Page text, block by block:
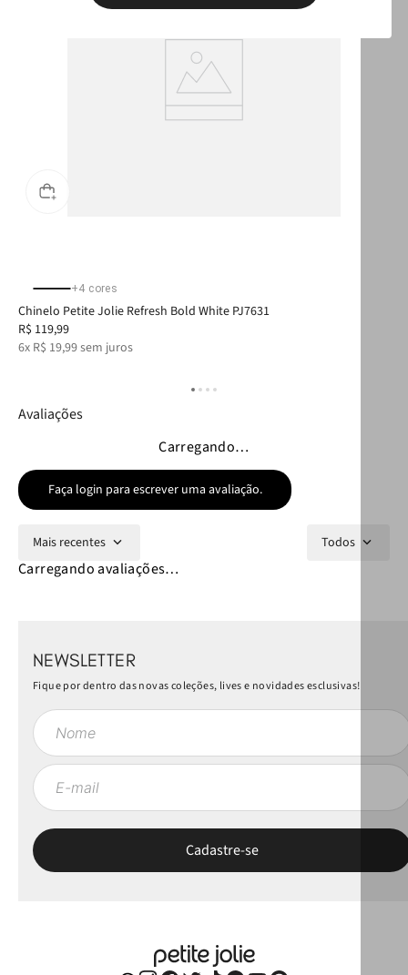
+4 cores
Chinelo Petite Jolie Refresh Bold White PJ7631
R$ 119,99
6x R$ 19,99sem juros
Avaliações
Carregando…
Faça login para escrever uma avaliação.
Mais recentes Todos
Carregando avaliações…
NEWSLETTER
Fique por dentro das novas coleções, lives e novidades esclusivas!